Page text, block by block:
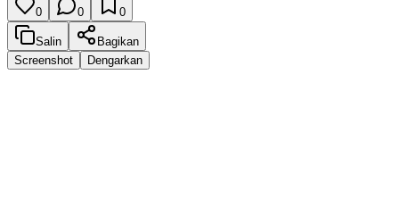
0 0 0
Salin
Bagikan
Screenshot
Dengarkan